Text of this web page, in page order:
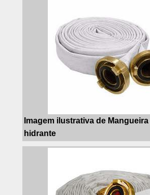
Imagem ilustrativa de
hidrante